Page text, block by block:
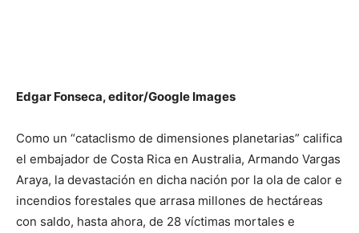
Edgar Fonseca, editor/Google Images
Como un “cataclismo de dimensiones planetarias” califica
el embajador de Costa Rica en Australia, Armando Vargas
Araya, la devastación en dicha nación por la ola de calor e
incendios forestales que arrasa millones de hectáreas
con saldo, hasta ahora, de 28 víctimas mortales e